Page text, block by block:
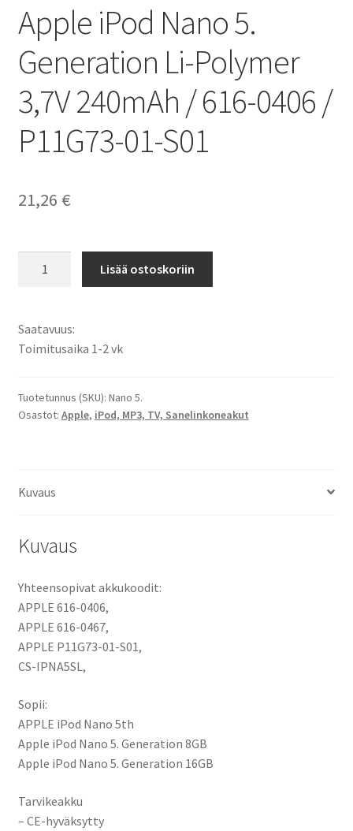
Apple iPod Nano 5.
Generation Li-Polymer
3,7V 240mAh / 616-0406 /
P11G73-01-S01
21,26 €
Generation
Li-
3,7V
240mAh
/
01-
S01
Lisää ostoskoriin
Saatavuus:
Toimitusaika 1-2 vk
Tuotetunnus (SKU): Nano 5.
Osastot: Apple, iPod, MP3, TV, Sanelinkoneakut
Kuvaus
Kuvaus
Yhteensopivat akkukoodit:
APPLE 616-0406,
APPLE 616-0467,
APPLE P11G73-01-S01,
CS-IPNA5SL,
Sopii:
APPLE iPod Nano 5th
Apple iPod Nano 5. Generation 8GB
Apple iPod Nano 5. Generation 16GB
Tarvikeakku
– CE-hyväksytty